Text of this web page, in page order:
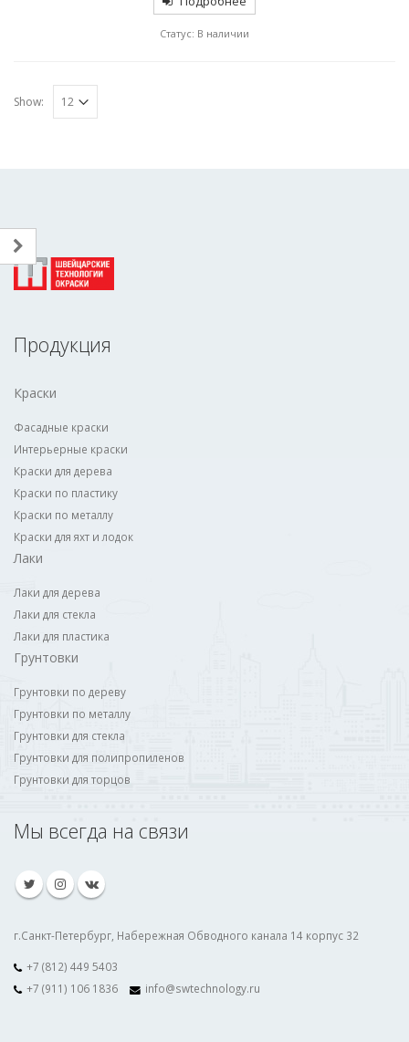
Статус: В наличии
Show:
Продукция
Краски
Фасадные краски
Интерьерные краски
Краски для дерева
Краски по пластику
Краски по металлу
Краски для яхт и лодок
Лаки
Лаки для дерева
Лаки для стекла
Лаки для пластика
Грунтовки
Грунтовки по дереву
Грунтовки по металлу
Грунтовки для стекла
Грунтовки для полипропиленов
Грунтовки для торцов
Мы всегда на связи
г.Санкт-Петербург, Набережная Обводного канала 14 корпус 32
+7 (812) 449 5403
+7 (911) 106 1836
info@swtechnology.ru